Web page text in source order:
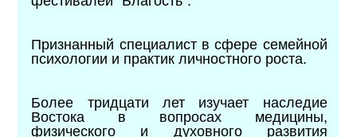
Признанный специалист в сфере семейной
психологии и практик личностного роста.
Более тридцати лет изучает наследие
Востока в вопросах медицины,
физического и духовного развития